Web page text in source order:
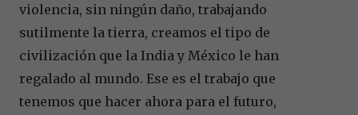
violencia, sin ningún daño, trabajando
sutilmente la tierra, creamos el tipo de
civilización que la India y México le han
regalado al mundo. Ese es el trabajo que
tenemos que hacer ahora para el futuro,